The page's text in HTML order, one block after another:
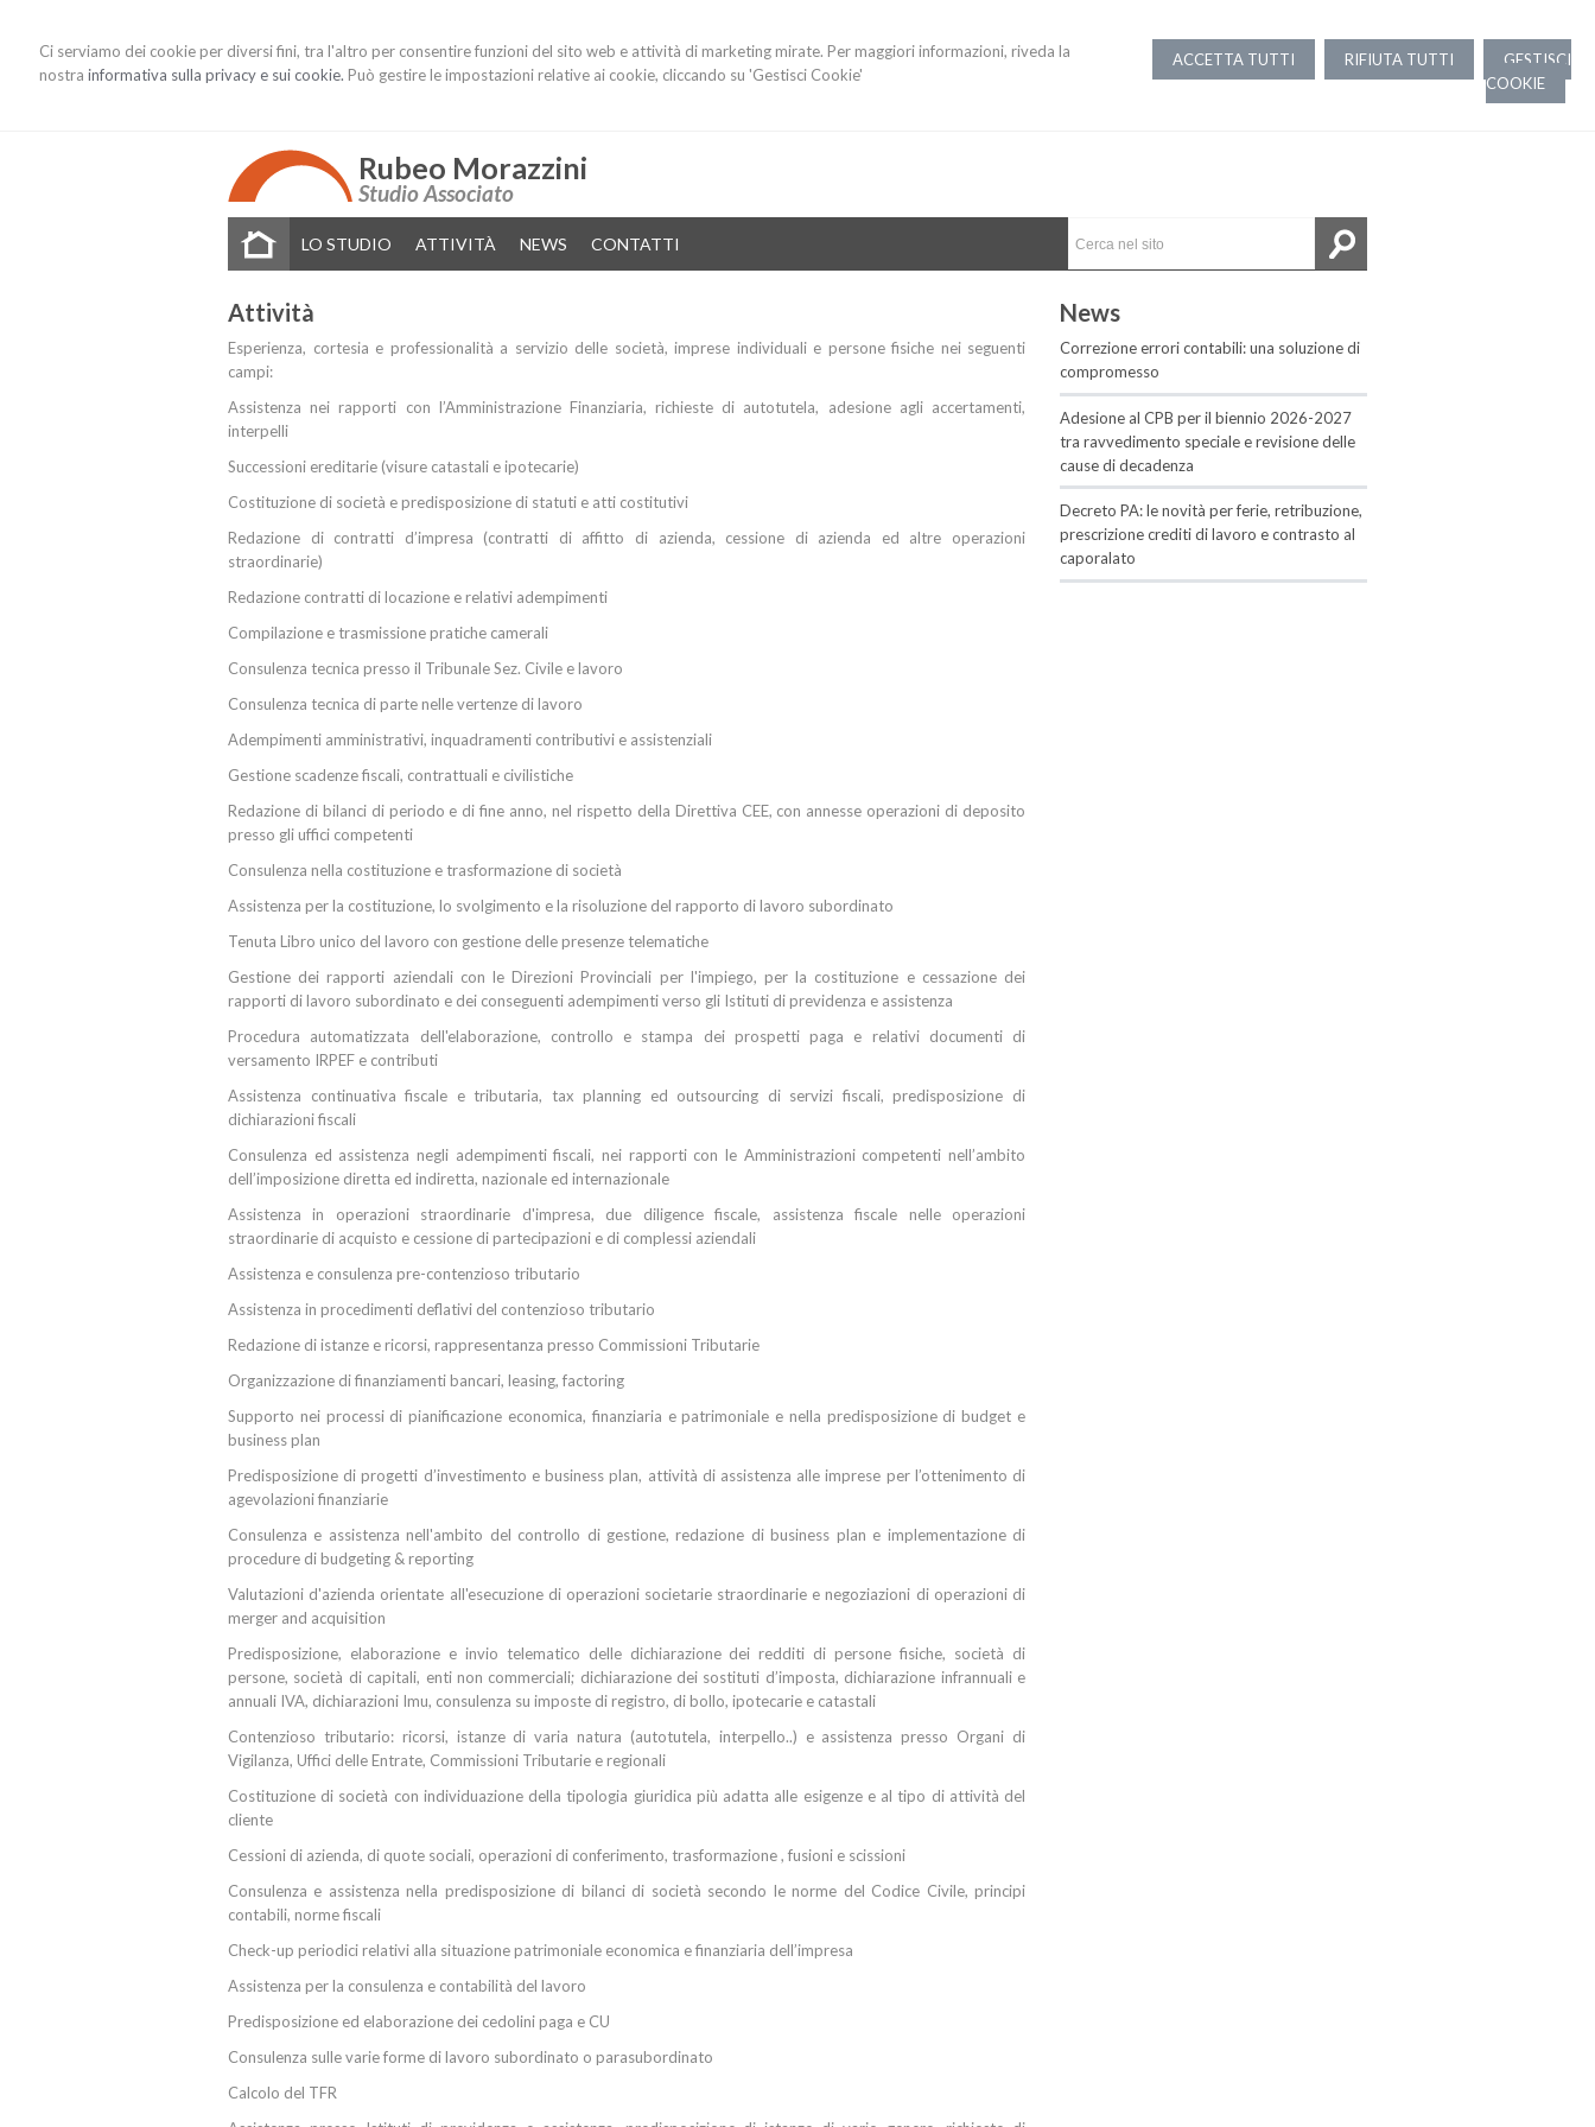
Ci serviamo dei cookie per diversi fini, tra l'altro per consentire funzioni del sito web e attività di marketing mirate. Per maggiori informazioni, riveda la
nostrainformativa sulla privacy e sui cookie. Può gestire le impostazioni relative ai cookie, cliccando su 'Gestisci Cookie'
ACCETTA TUTTI RIFIUTA TUTTI
GESTISCI
COOKIE
Rubeo Morazzini
Studio Associato
LO STUDIO ATTIVITÀ NEWS CONTATTI
Attività
Esperienza, cortesia e professionalità a servizio delle società, imprese individuali e persone fisiche nei seguenti
campi:
Assistenza nei rapporti con l’Amministrazione Finanziaria, richieste di autotutela, adesione agli accertamenti,
interpelli
Successioni ereditarie (visure catastali e ipotecarie)
Costituzione di società e predisposizione di statuti e atti costitutivi
Redazione di contratti d’impresa (contratti di affitto di azienda, cessione di azienda ed altre operazioni
straordinarie)
Redazione contratti di locazione e relativi adempimenti
Compilazione e trasmissione pratiche camerali
Consulenza tecnica presso il Tribunale Sez. Civile e lavoro
Consulenza tecnica di parte nelle vertenze di lavoro
Adempimenti amministrativi, inquadramenti contributivi e assistenziali
Gestione scadenze fiscali, contrattuali e civilistiche
Redazione di bilanci di periodo e di fine anno, nel rispetto della Direttiva CEE, con annesse operazioni di deposito
presso gli uffici competenti
Consulenza nella costituzione e trasformazione di società
Assistenza per la costituzione, lo svolgimento e la risoluzione del rapporto di lavoro subordinato
Tenuta Libro unico del lavoro con gestione delle presenze telematiche
Gestione dei rapporti aziendali con le Direzioni Provinciali per l'impiego, per la costituzione e cessazione dei
rapporti di lavoro subordinato e dei conseguenti adempimenti verso gli Istituti di previdenza e assistenza
Procedura automatizzata dell'elaborazione, controllo e stampa dei prospetti paga e relativi documenti di
versamento IRPEF e contributi
Assistenza continuativa fiscale e tributaria, tax planning ed outsourcing di servizi fiscali, predisposizione di
dichiarazioni fiscali
Consulenza ed assistenza negli adempimenti fiscali, nei rapporti con le Amministrazioni competenti nell’ambito
dell’imposizione diretta ed indiretta, nazionale ed internazionale
Assistenza in operazioni straordinarie d'impresa, due diligence fiscale, assistenza fiscale nelle operazioni
straordinarie di acquisto e cessione di partecipazioni e di complessi aziendali
Assistenza e consulenza pre-contenzioso tributario
Assistenza in procedimenti deflativi del contenzioso tributario
Redazione di istanze e ricorsi, rappresentanza presso Commissioni Tributarie
Organizzazione di finanziamenti bancari, leasing, factoring
Supporto nei processi di pianificazione economica, finanziaria e patrimoniale e nella predisposizione di budget e
business plan
Predisposizione di progetti d’investimento e business plan, attività di assistenza alle imprese per l’ottenimento di
agevolazioni finanziarie
Consulenza e assistenza nell'ambito del controllo di gestione, redazione di business plan e implementazione di
procedure di budgeting & reporting
Valutazioni d'azienda orientate all'esecuzione di operazioni societarie straordinarie e negoziazioni di operazioni di
merger and acquisition
Predisposizione, elaborazione e invio telematico delle dichiarazione dei redditi di persone fisiche, società di
persone, società di capitali, enti non commerciali; dichiarazione dei sostituti d’imposta, dichiarazione infrannuali e
annuali IVA, dichiarazioni Imu, consulenza su imposte di registro, di bollo, ipotecarie e catastali
Contenzioso tributario: ricorsi, istanze di varia natura (autotutela, interpello..) e assistenza presso Organi di
Vigilanza, Uffici delle Entrate, Commissioni Tributarie e regionali
Costituzione di società con individuazione della tipologia giuridica più adatta alle esigenze e al tipo di attività del
cliente
Cessioni di azienda, di quote sociali, operazioni di conferimento, trasformazione , fusioni e scissioni
Consulenza e assistenza nella predisposizione di bilanci di società secondo le norme del Codice Civile, principi
contabili, norme fiscali
Check-up periodici relativi alla situazione patrimoniale economica e finanziaria dell’impresa
Assistenza per la consulenza e contabilità del lavoro
Predisposizione ed elaborazione dei cedolini paga e CU
Consulenza sulle varie forme di lavoro subordinato o parasubordinato
Calcolo del TFR
News
Correzione errori contabili: una soluzione di
compromesso
Adesione al CPB per il biennio 2026-2027
tra ravvedimento speciale e revisione delle
cause di decadenza
Decreto PA: le novità per ferie, retribuzione,
prescrizione crediti di lavoro e contrasto al
caporalato